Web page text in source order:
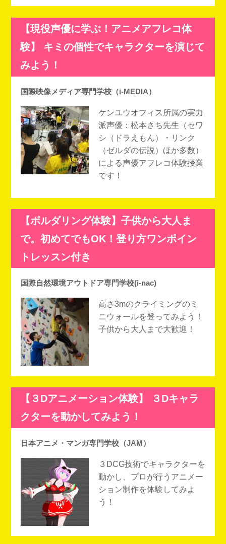
【現役声優に学ぶ！アニメアフレコ体
験】 キミの個性でキャラクターを演じて
みよう！
国際映像メディア専門学校（i-MEDIA）
ケンユウオフィス所属の実力
派声優：松本さち先生（セワ
シ（ドラえもん）・リンク
（ゼルダの伝説）ほか多数）
による声優アフレコ体験授業
です！
【ボルダリング体験】子供から大人ま
で。初めてでもOK！登り方ワンポイン
トレッスン付き
国際自然環境アウトドア専門学校(i-nac)
高さ3mのクライミングのミ
ニウォールを登ってみよう！
子供から大人まで大歓迎！
【３Dアニメーション体験】 ３Dキャラ
クターを動かしてみよう！
日本アニメ・マンガ専門学校（JAM）
３DCG技術でキャラクターを
動かし、プロが行うアニメー
ション制作を体験してみよ
う！